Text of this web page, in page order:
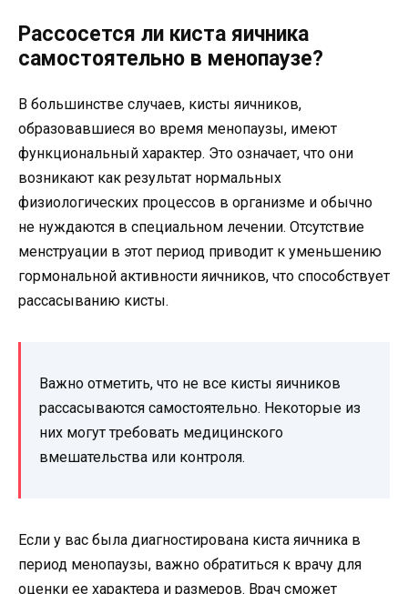
Рассосется ли киста яичника
самостоятельно в менопаузе?
В большинстве случаев, кисты яичников,
образовавшиеся во время менопаузы, имеют
функциональный характер. Это означает, что они
возникают как результат нормальных
физиологических процессов в организме и обычно
не нуждаются в специальном лечении. Отсутствие
менструации в этот период приводит к уменьшению
гормональной активности яичников, что способствует
рассасыванию кисты.
Важно отметить, что не все кисты яичников
рассасываются самостоятельно. Некоторые из
них могут требовать медицинского
вмешательства или контроля.
Если у вас была диагностирована киста яичника в
период менопаузы, важно обратиться к врачу для
оценки ее характера и размеров. Врач сможет